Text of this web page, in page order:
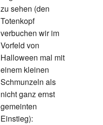
zu sehen (den
Totenkopf
verbuchen wir im
Vorfeld von
Halloween mal mit
einem kleinen
Schmunzeln als
nicht ganz ernst
gemeinten
Einstieg):